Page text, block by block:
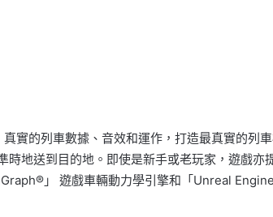
實的列車數據、音效和運作，打造最真實的列
地送到目的地。即使是新手或老玩家，遊戲
」 遊戲車輛動力學引擎和「Unreal